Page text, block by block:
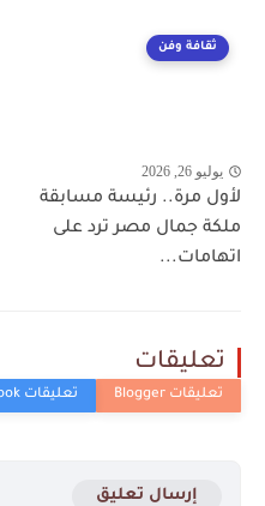
ثقافة وفن
يوليو 26, 2026
لأول مرة.. رئيسة مسابقة
ملكة جمال مصر ترد على
اتهامات...
تعليقات
إرسال تعليق